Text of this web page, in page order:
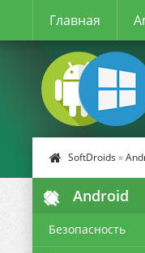
Главная
SoftDroids »
Android
Безопасность